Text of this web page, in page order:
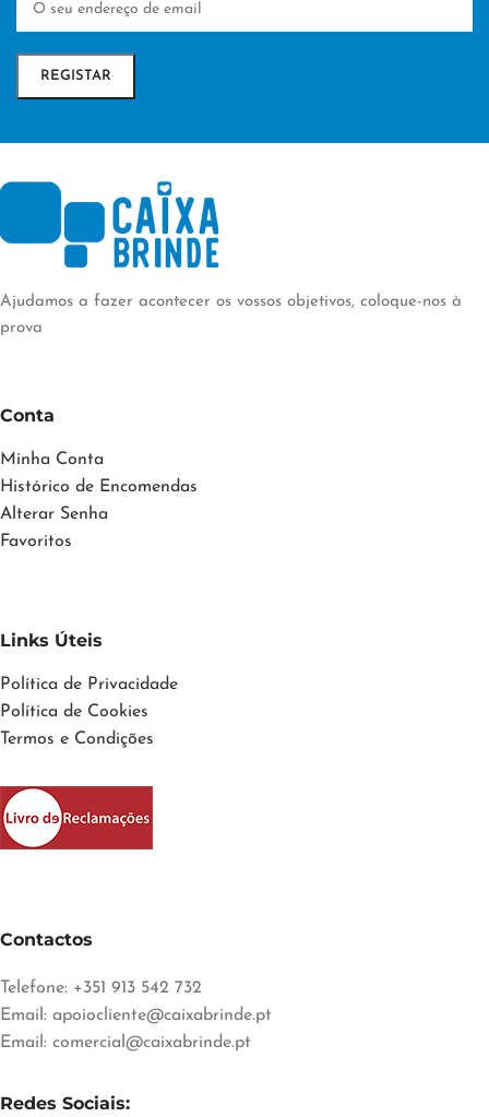
Ajudamos a fazer acontecer os vossos objetivos, coloque-nos à
prova
Conta
Minha Conta
Histórico de Encomendas
Alterar Senha
Favoritos
Links Úteis
Política de Privacidade
Política de Cookies
Termos e Condições
Contactos
Telefone: +351 913 542 732
Email: apoiocliente@caixabrinde.pt
Email: comercial@caixabrinde.pt
Redes Sociais: